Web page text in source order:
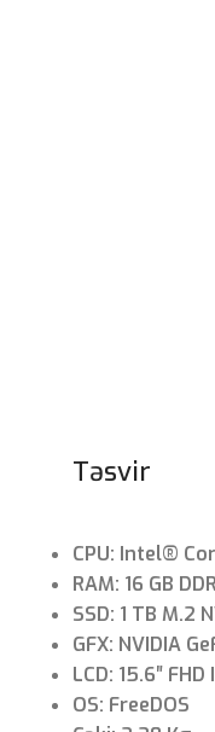
Təsvir
CPU: Intel®
RAM: 16 GB
SSD: 1 TB M.2
GFX: NVIDIA
LCD: 15.6″ FHD
OS: FreeDOS